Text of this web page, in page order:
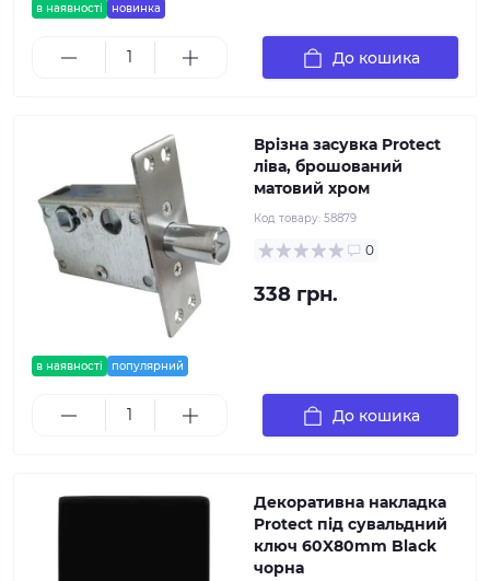
в наявності новинка
До кошика
в наявності популярний
Врізна засувка Protect
ліва, брошований
матовий хром
Код товару: 58879
0
338 грн.
До кошика
Декоративна накладка
Protect під сувальдний
ключ 60X80mm Black
чорна